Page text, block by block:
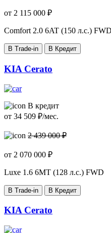
от 2 115 000 ₽
Comfort 2.0 6AT (150 л.с.) FWD
В Trade-in В Кредит
KIA Cerato
В кредит
от 34 509 ₽/мес.
2 439 000 ₽
от 2 070 000 ₽
Luxe 1.6 6MT (128 л.с.) FWD
В Trade-in В Кредит
KIA Cerato